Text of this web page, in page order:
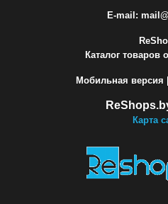
E-mail:
Каталог товаров
Мобильная версия |
Карта